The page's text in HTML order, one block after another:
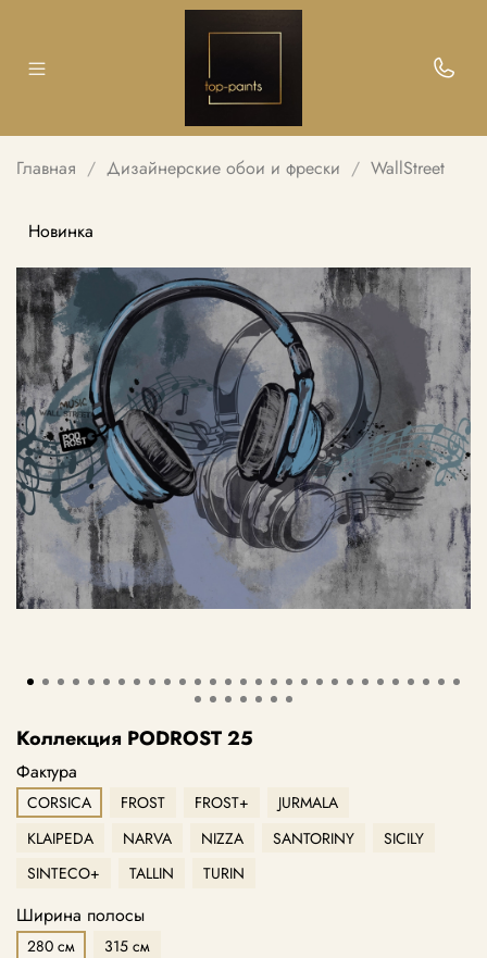
Главная Дизайнерские обои и фрески WallStreet
Новинка
Коллекция PODROST 25
Фактура
CORSICA FROST FROST+
JURMALA
KLAIPEDA
NARVA NIZZA SANTORINY
SICILY
SINTECO+
TALLIN TURIN
Ширина полосы
280 см 315 см